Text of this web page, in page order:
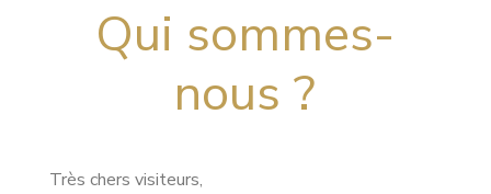
Qui sommes-
nous ?
Très chers visiteurs,